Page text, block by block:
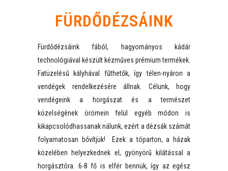
FÜRDŐDÉZSÁINK
Fürdődézsáink fából, hagyományos kádár
technológiával készült kézműves prémium termékek.
Fatüzelésű kályhával fűthetők, így télen-nyáron a
vendégek rendelkezésére állnak. Célunk, hogy
vendégeink a horgászat és a természet
közelségének örömein felül egyéb módon is
kikapcsolódhassanak nálunk, ezért a dézsák számát
folyamatosan bővítjük! Ezek a tóparton, a házak
közelében helyezkednek el, gyönyörű kilátással a
horgásztóra. 6-8 fő is elfér bennük, így az egész